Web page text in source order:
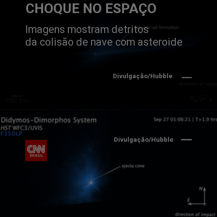
CHOQUE NO ESPAÇO
Imagens mostram detritos
da colisão de nave com asteroide
Divulgação/Hubble
Divulgação/Hubble